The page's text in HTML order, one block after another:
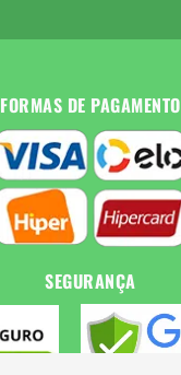
FORMAS DE PAGAMENTO
SEGURANÇA